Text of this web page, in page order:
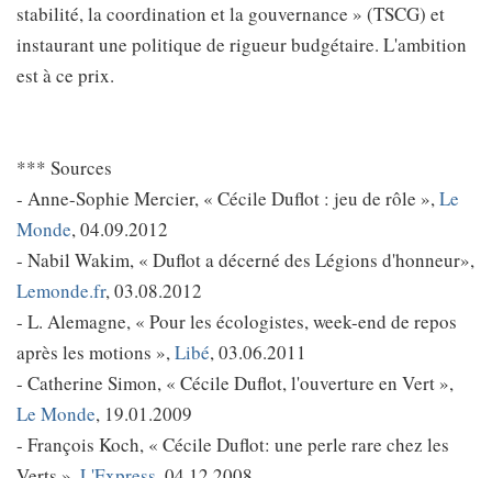
stabilité, la coordination et la gouvernance » (TSCG) et
instaurant une politique de rigueur budgétaire. L'ambition
est à ce prix.
*** Sources
- Anne-Sophie Mercier, « Cécile Duflot : jeu de rôle »,Le
Monde, 04.09.2012
- Nabil Wakim, « Duflot a décerné des Légions d'honneur»,
Lemonde.fr, 03.08.2012
- L. Alemagne, « Pour les écologistes, week-end de repos
après les motions »,Libé, 03.06.2011
- Catherine Simon, « Cécile Duflot, l'ouverture en Vert »,
Le Monde, 19.01.2009
- François Koch, « Cécile Duflot: une perle rare chez les